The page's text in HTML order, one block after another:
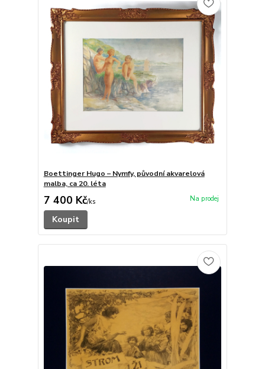
Boettinger Hugo – Nymfy, původní akvarelová
malba, ca 20. léta
7 400 Kč/ks
Koupit